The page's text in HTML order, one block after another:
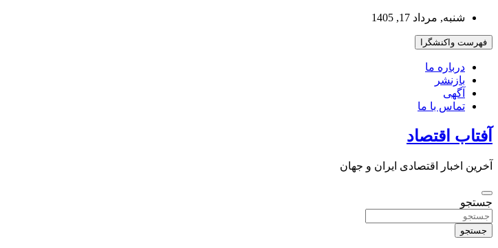
بروید
شنبه, مرداد 17, 1405
فهرست واکنشگرا
درباره ما
بازنشر
آگهی
تماس با ما
آفتاب اقتصاد
آخرین اخبار اقتصادی ایران و جهان
جستجو
جستجو